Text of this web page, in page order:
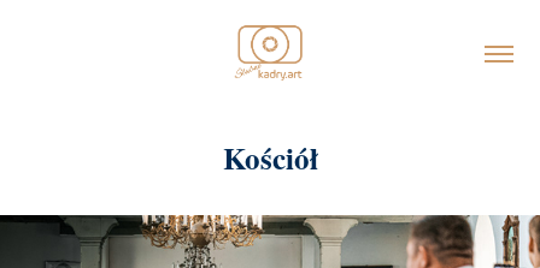
Kościół